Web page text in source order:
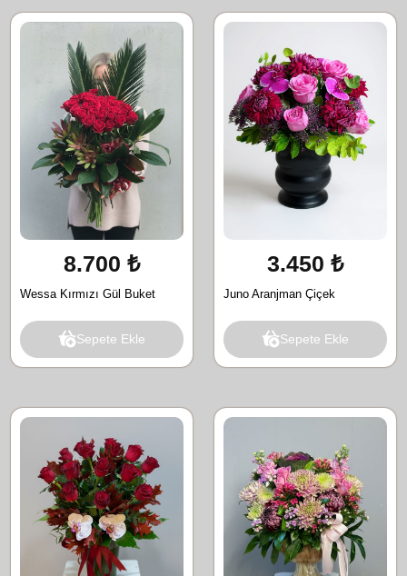
8.700 ₺
Wessa Kırmızı Gül Buket
Sepete Ekle
3.450 ₺
Juno Aranjman Çiçek
Sepete Ekle